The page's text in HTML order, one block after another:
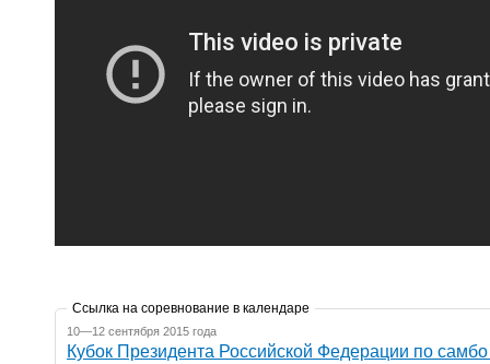
Ссылка на соревнование в календаре
10—12 сентября 2015 года
Кубок Президента Российской Федерации по